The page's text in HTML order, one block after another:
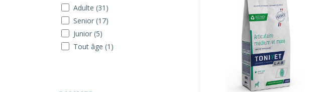
Adulte (31)
Senior (17)
Junior (5)
Tout âge (1)